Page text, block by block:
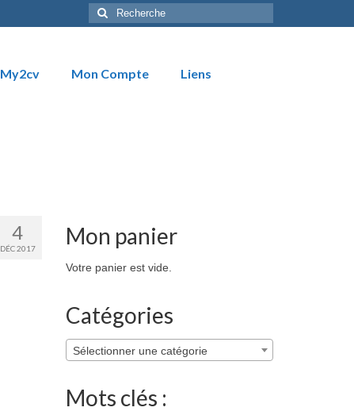
Rechercher
:
My2cv Mon Compte
Liens
4
DÉC 2017 Mon panier
Votre panier est vide.
Catégories
Sélectionner une catégorie
Mots clés :